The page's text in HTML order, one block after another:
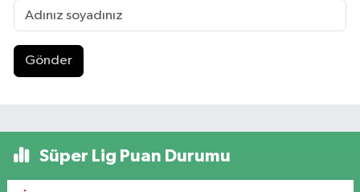
Gönder
Süper Lig Puan Durumu